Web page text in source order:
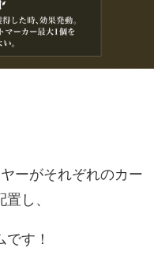
ーがそれぞれのカー
し、
す！